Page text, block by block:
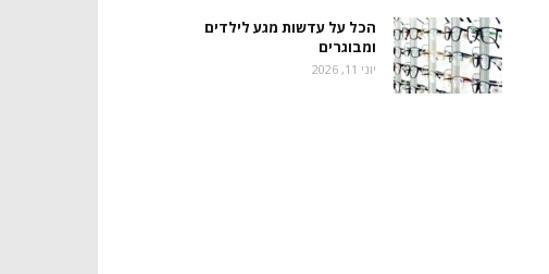
הכל על עדשות מגע לילדים
ומבוגרים
יוני 11, 2026